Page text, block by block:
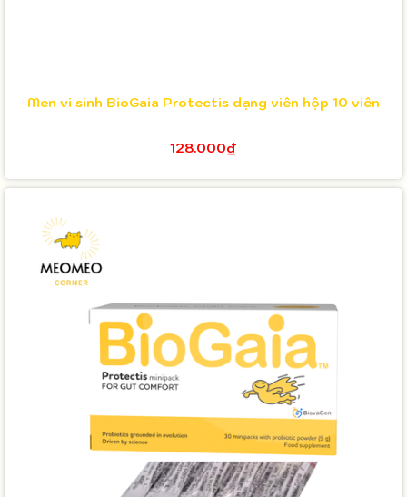
Men vi sinh BioGaia Protectis dạng viên hộp 10 viên
128.000₫